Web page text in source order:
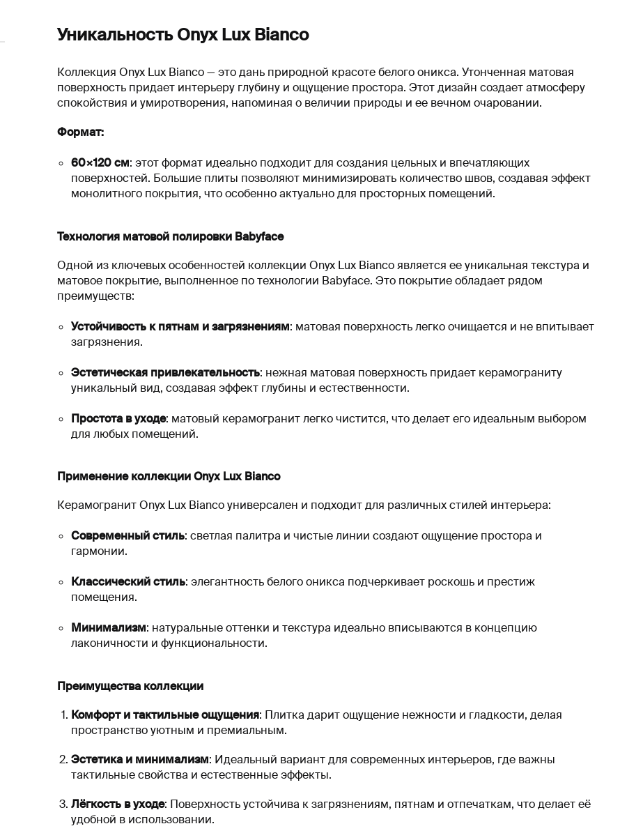
Уникальность Onyx Lux Bianco
Коллекция Onyx Lux Bianco — это дань природной красоте белого оникса. Утонченная матовая
поверхность придает интерьеру глубину и ощущение простора. Этот дизайн создает атмосферу
спокойствия и умиротворения, напоминая о величии природы и ее вечном очаровании.
Формат:
60×120 см: этот формат идеально подходит для создания цельных и впечатляющих
поверхностей. Большие плиты позволяют минимизировать количество швов, создавая эффект
монолитного покрытия, что особенно актуально для просторных помещений.
Технология матовой полировки Babyface
Одной из ключевых особенностей коллекции Onyx Lux Bianco является ее уникальная текстура и
матовое покрытие, выполненное по технологии Babyface. Это покрытие обладает рядом
преимуществ:
Устойчивость к пятнам и загрязнениям: матовая поверхность легко очищается и не впитывает
загрязнения.
Эстетическая привлекательность: нежная матовая поверхность придает керамограниту
уникальный вид, создавая эффект глубины и естественности.
Простота в уходе: матовый керамогранит легко чистится, что делает его идеальным выбором
для любых помещений.
Применение коллекции Onyx Lux Bianco
Керамогранит Onyx Lux Bianco универсален и подходит для различных стилей интерьера:
Современный стиль: светлая палитра и чистые линии создают ощущение простора и
гармонии.
Классический стиль: элегантность белого оникса подчеркивает роскошь и престиж
помещения.
Минимализм: натуральные оттенки и текстура идеально вписываются в концепцию
лаконичности и функциональности.
Преимущества коллекции
Комфорт и тактильные ощущения: Плитка дарит ощущение нежности и гладкости, делая
пространство уютным и премиальным.
Эстетика и минимализм: Идеальный вариант для современных интерьеров, где важны
тактильные свойства и естественные эффекты.
Лёгкость в уходе: Поверхность устойчива к загрязнениям, пятнам и отпечаткам, что делает её
удобной в использовании.